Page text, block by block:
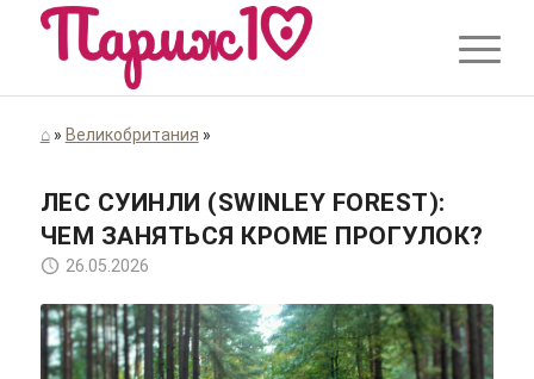
⌂» Великобритания »
ЛЕС СУИНЛИ (SWINLEY FOREST):
ЧЕМ ЗАНЯТЬСЯ КРОМЕ ПРОГУЛОК?
26.05.2026